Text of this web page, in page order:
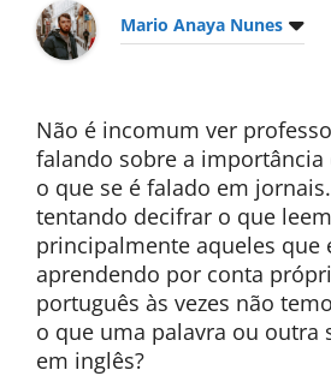
Mario Anaya Nunes
Não é incomum ver
falando sobre a
o que se é falado em
tentando decifrar o que
principalmente aqueles que
aprendendo por conta
português às vezes não
o que uma palavra ou outra
em inglês?